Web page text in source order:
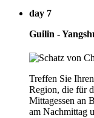
day 7
Guilin -
Treffen Sie
Region, die für
Mittagessen an
am Nachmittag